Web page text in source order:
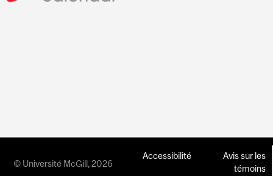
© Université McGill, 2026
Accessibilité
Avis sur les
témoins